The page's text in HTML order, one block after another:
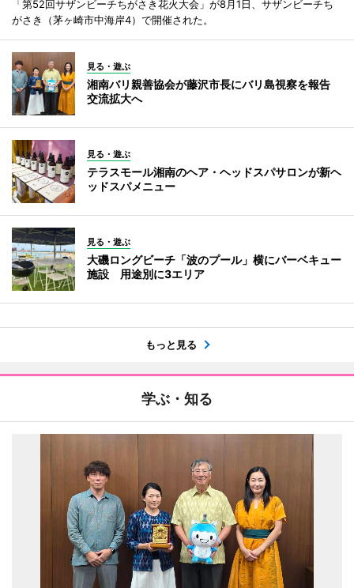
「第52回サザンビーチちがさき花火大会」が8月1日、サザンビーチち
がさき（茅ヶ崎市中海岸4）で開催された。
見る・遊ぶ
湘南バリ親善協会が藤沢市長にバリ島視察を報告
交流拡大へ
見る・遊ぶ
テラスモール湘南のヘア・ヘッドスパサロンが新ヘ
ッドスパメニュー
見る・遊ぶ
大磯ロングビーチ「波のプール」横にバーベキュー
施設 用途別に3エリア
もっと見る
学ぶ・知る